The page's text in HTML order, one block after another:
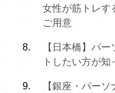
女性が筋トレす
ご用意
【日本橋】パー
トしたい方が知
【銀座・パー